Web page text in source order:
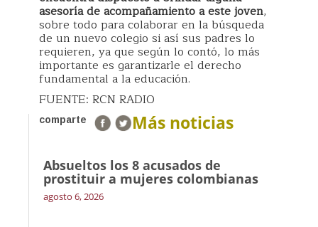
asesoría de acompañamiento a este joven,
sobre todo para colaborar en la búsqueda
de un nuevo colegio si así sus padres lo
requieren, ya que según lo contó, lo más
importante es garantizarle el derecho
fundamental a la educación.
FUENTE: RCN RADIO
comparte Más noticias
Absueltos los 8 acusados de
prostituir a mujeres colombianas
agosto 6, 2026